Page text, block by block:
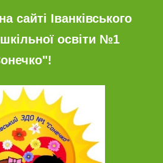
сайті Іванківського
освіти №1